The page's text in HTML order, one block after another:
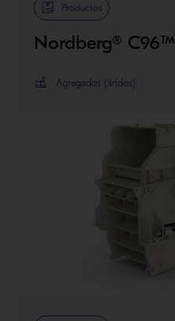
Productos
Nordberg® C96™
Agregados (áridos)